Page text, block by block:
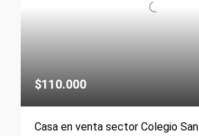
$110.000
Casa en venta sector Colegio